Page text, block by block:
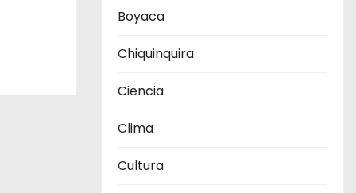
Boyaca
Chiquinquira
Ciencia
Clima
Cultura